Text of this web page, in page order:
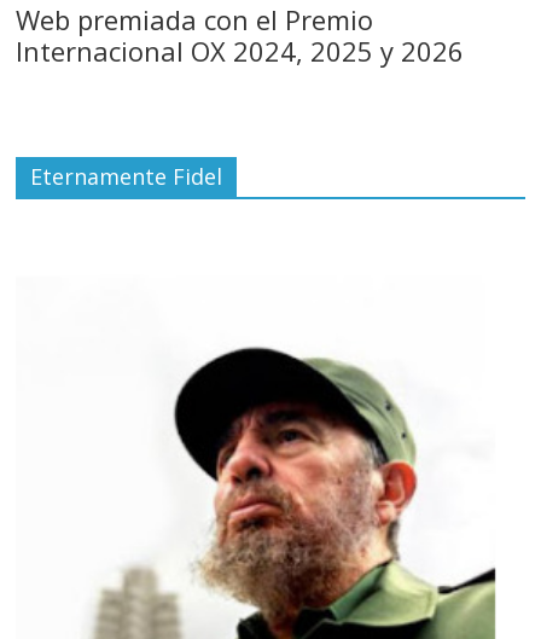
Web premiada con el Premio
Internacional OX 2024, 2025 y 2026
Eternamente Fidel